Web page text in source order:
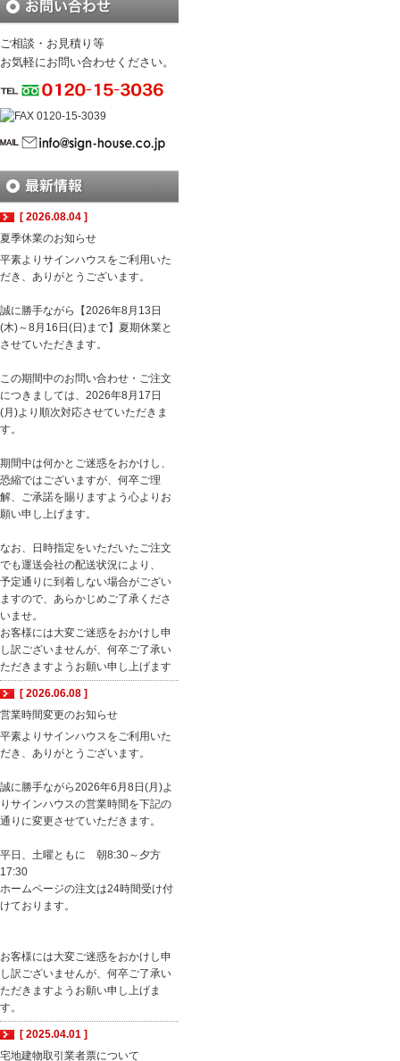
ご相談・お見積り等
お気軽にお問い合わせください。
[ 2026.08.04 ]
夏季休業のお知らせ
平素よりサインハウスをご利用いた
だき、ありがとうございます。
誠に勝手ながら【2026年8月13日
(木)～8月16日(日)まで】夏期休業と
させていただきます。
この期間中のお問い合わせ・ご注文
につきましては、2026年8月17日
(月)より順次対応させていただきま
す。
期間中は何かとご迷惑をおかけし、
恐縮ではございますが、何卒ご理
解、ご承諾を賜りますよう心よりお
願い申し上げます。
なお、日時指定をいただいたご注文
でも運送会社の配送状況により、
予定通りに到着しない場合がござい
ますので、あらかじめご了承くださ
いませ。
お客様には大変ご迷惑をおかけし申
し訳ございませんが、何卒ご了承い
ただきますようお願い申し上げます
[ 2026.06.08 ]
営業時間変更のお知らせ
平素よりサインハウスをご利用いた
だき、ありがとうございます。
誠に勝手ながら2026年6月8日(月)よ
りサインハウスの営業時間を下記の
通りに変更させていただきます。
平日、土曜ともに 朝8:30～夕方
17:30
ホームページの注文は24時間受け付
けております。
お客様には大変ご迷惑をおかけし申
し訳ございませんが、何卒ご了承い
ただきますようお願い申し上げま
す。
[ 2025.04.01 ]
宅地建物取引業者票について